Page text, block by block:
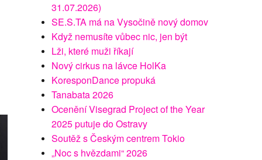
31.07.2026)
SE.S.TA má na Vysočině nový domov
Když nemusíte vůbec nic, jen být
Lži, které muži říkají
Nový cirkus na lávce HolKa
KoresponDance propuká
Tanabata 2026
Ocenění Visegrad Project of the Year
2025 putuje do Ostravy
Soutěž s Českým centrem Tokio
„Noc s hvězdami“ 2026